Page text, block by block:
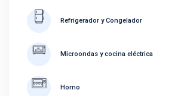
Refrigerador y Congelador
Microondas y cocina eléctrica
Horno